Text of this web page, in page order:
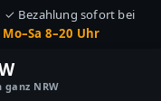
✓ Bezahlung sofort bei
Mo–Sa 8–20 Uhr
NRW